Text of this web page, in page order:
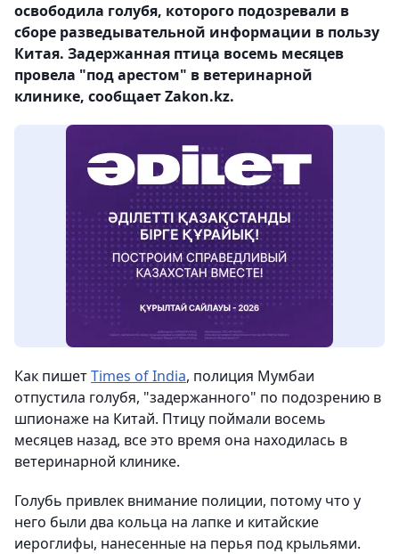
освободила голубя, которого подозревали в
сборе разведывательной информации в пользу
Китая. Задержанная птица восемь месяцев
провела "под арестом" в ветеринарной
клинике, сообщает Zakon.kz.
Как пишетTimes of India, полиция Мумбаи
отпустила голубя, "задержанного" по подозрению в
шпионаже на Китай. Птицу поймали восемь
месяцев назад, все это время она находилась в
ветеринарной клинике.
Голубь привлек внимание полиции, потому что у
него были два кольца на лапке и китайские
иероглифы, нанесенные на перья под крыльями.